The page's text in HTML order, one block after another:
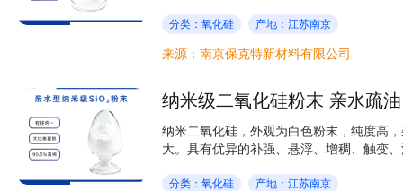
分类：氧化硅 产地：江苏南京
来源：南京保克特新材料有限公司
纳米二氧化硅，外观为白色粉末，纯度高
大。具有优异的补强、悬浮、增稠、触变
分类：氧化硅 产地：江苏南京